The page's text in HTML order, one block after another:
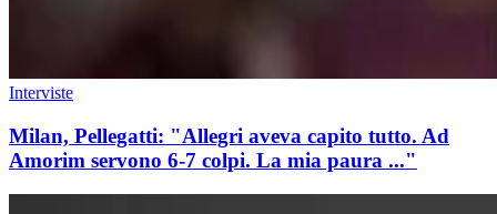
Interviste
Milan, Pellegatti: "Allegri aveva capito tutto. Ad
Amorim servono 6-7 colpi. La mia paura ..."